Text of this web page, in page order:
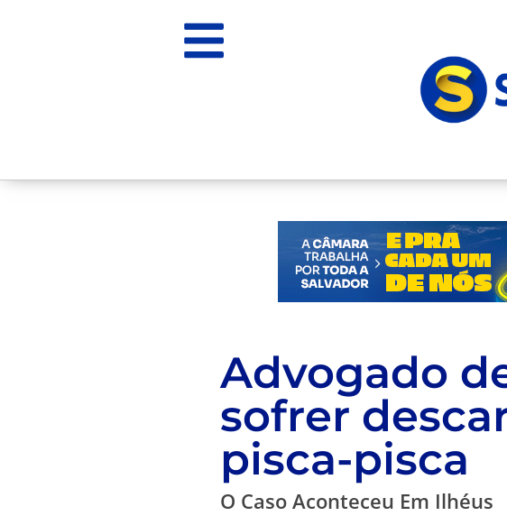
Advogado
sofrer
pisca-pisca
O Caso Aconteceu Em Ilhéus